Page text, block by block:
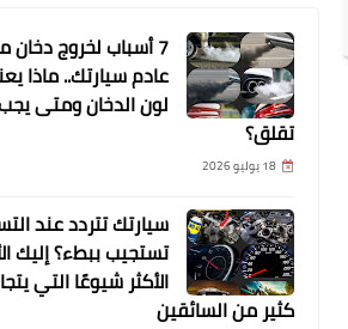
وكيف تتصرف؟
الرئيسية
5 علامات تخبرك أن الفتيس
سيارتك على وشك التعطل…
وكيف تحمي سيارتك
7 أسباب لخروج دخان
عادم سيارتك.. ماذا
لون الدخان ومتى
تقلق؟
18 يوليو 2026
سيارتك تتردد عند
تستجيب ببطء؟ إليك
الأكثر شيوعًا التي
كثير من السائقين